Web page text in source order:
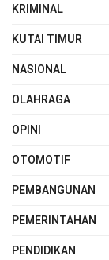
KRIMINAL
KUTAI TIMUR
NASIONAL
OLAHRAGA
OPINI
OTOMOTIF
PEMBANGUNAN
PEMERINTAHAN
PENDIDIKAN